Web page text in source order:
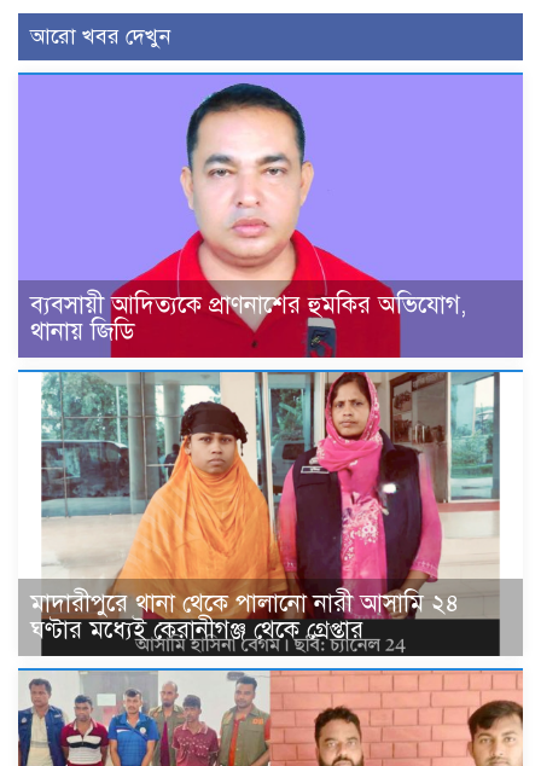
আরো খবর দেখুন
ব্যবসায়ী আদিত্যকে প্রাণনাশের হুমকির অভিযোগ,
থানায় জিডি
মাদারীপুরে থানা থেকে পালানো নারী আসামি ২৪
ঘণ্টার মধ্যেই কেরানীগঞ্জ থেকে গ্রেপ্তার